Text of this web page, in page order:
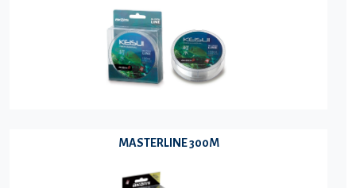
MASTERLINE 300M